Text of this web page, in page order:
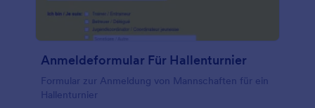
Anmeldeformular Für Hallenturnier
Formular zur Anmeldung von Mannschaften für ein
Hallenturnier